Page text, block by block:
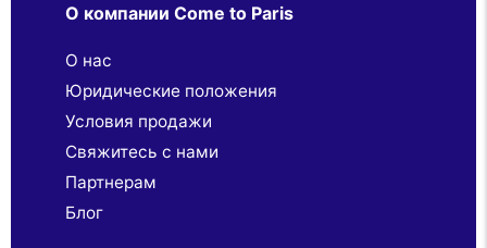
О компании Come to Paris
О нас
Юридические положения
Условия продажи
Свяжитесь с нами
Партнерaм
Блог